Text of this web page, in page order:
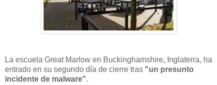
La escuela Great Marlow en Buckinghamshire, Inglaterra, ha
entrado en su segundo día de cierre tras "un presunto
incidente de malware".